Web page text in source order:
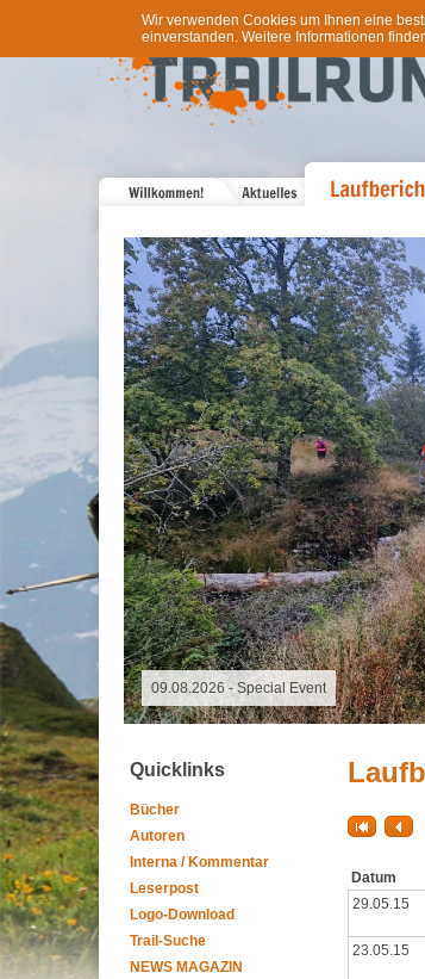
Wir verwenden Cookies um Ihnen eine
einverstanden. Weitere Informationen
09.08.2026 -
Quicklinks
Bücher
Autoren
Interna / Kommentar
Leserpost
Logo-Download
Trail-Suche
NEWS MAGAZIN
Datum
29.05.15
23.05.15